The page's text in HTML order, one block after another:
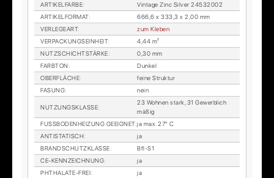
AR­TI­KEL­FAR­BE:
Vin­ta­ge Zinc Sil­ver 24532002
AR­TI­KEL­FOR­MAT:
666,6 x 333,3 x 2,00 mm
VER­LE­GE­ART:
zum Kle­ben
VER­PA­CKUNGS­EIN­HEIT:
4,44 m²
NUTZ­SCHICHT­STÄR­KE:
0,30 mm
FARB­TON:
Dun­kel
OBER­FLÄ­CHE:
fei­ne Struk­tur
FA­SUNG: nein
NUT­ZUNGS­KLAS­SE:
23 Woh­nen stark, 31 Ge­werb­lich
mä­ßig
FUSS­BO­DEN­HEI­ZUNG GE­EIG­NET:ja max. 27° C
AN­TI­STA­TISCH:
ja
BRAND­SCHUTZ­KLAS­SE:
Bfl-S1
CE-KENN­ZEICH­NUNG:
ja
PHTHA­LA­TE-FREI:
ja